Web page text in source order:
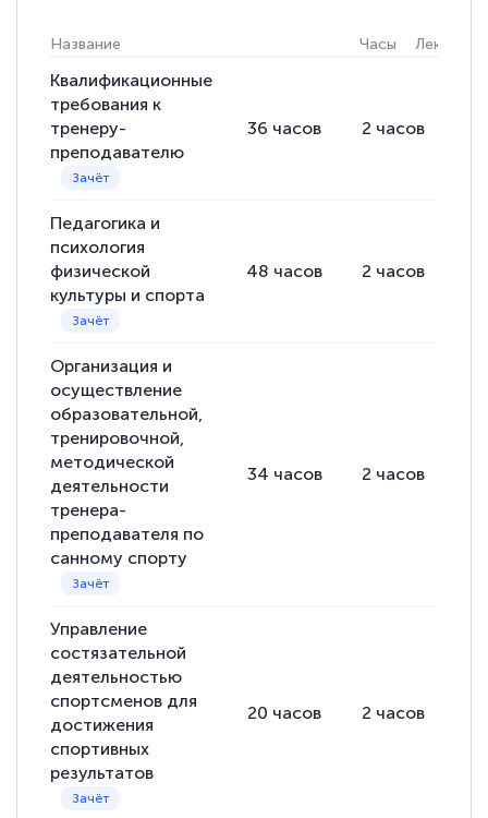
Название Часы Лекции
Квалификационные
требования к
тренеру-
преподавателю
36 часов 2 часов
Педагогика и
психология
физической
культуры и спорта
48 часов 2 часов
Организация и
осуществление
образовательной,
тренировочной,
методической
деятельности
тренера-
преподавателя по
санному спорту
34 часов 2 часов
Управление
состязательной
деятельностью
спортсменов для
достижения
спортивных
результатов
20 часов 2 часов